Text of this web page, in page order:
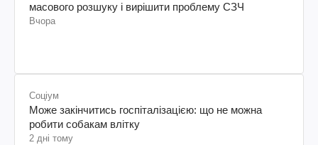
масового розшуку і вирішити проблему СЗЧ
Вчора
Соціум
Може закінчитись госпіталізацією: що не можна
робити собакам влітку
2 дні тому